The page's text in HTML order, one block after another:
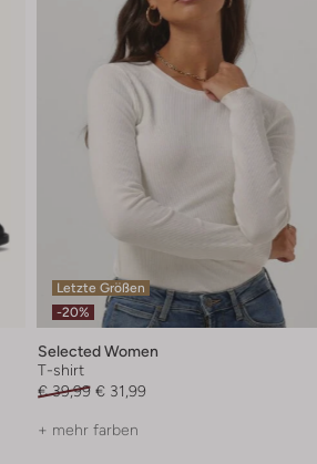
Letzte Größen
-20%
Selected Women
T-shirt
€ 39,99 € 31,99
+ mehr farben